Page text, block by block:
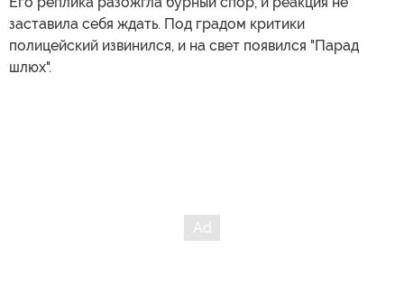
заставила себя ждать. Под градом критики
полицейский извинился, и на свет появился "Парад
шлюх".